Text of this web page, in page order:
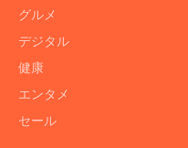
グルメ
デジタル
健康
エンタメ
セール